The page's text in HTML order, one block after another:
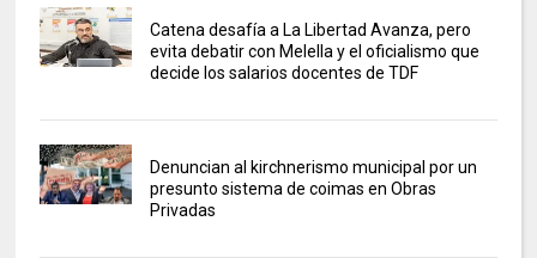
Catena desafía a La Libertad Avanza, pero
evita debatir con Melella y el oficialismo que
decide los salarios docentes de TDF
Denuncian al kirchnerismo municipal por un
presunto sistema de coimas en Obras
Privadas